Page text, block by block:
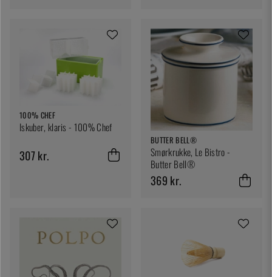
100% CHEF
Iskuber, klaris - 100% Chef
307 kr.
BUTTER BELL®
Smørkrukke, Le Bistro -
Butter Bell®
369 kr.